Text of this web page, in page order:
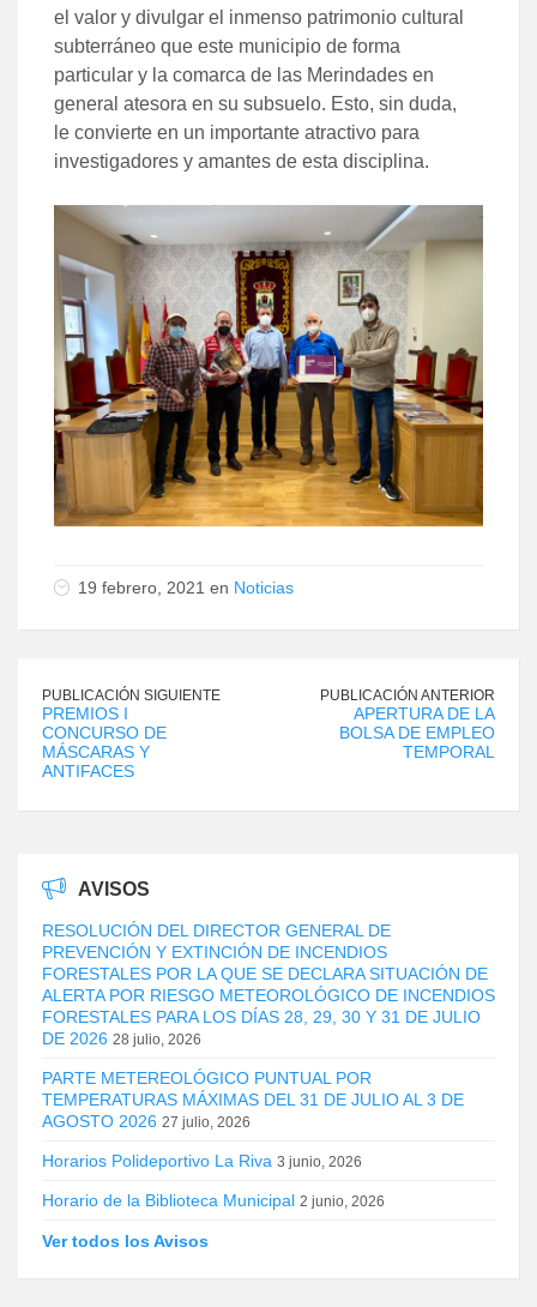
el valor y divulgar el inmenso patrimonio cultural
subterráneo que este municipio de forma
particular y la comarca de las Merindades en
general atesora en su subsuelo. Esto, sin duda,
le convierte en un importante atractivo para
investigadores y amantes de esta disciplina.
19 febrero, 2021 en Noticias
PUBLICACIÓN SIGUIENTE
PREMIOS I
CONCURSO DE
MÁSCARAS Y
ANTIFACES
PUBLICACIÓN ANTERIOR
APERTURA DE LA
BOLSA DE EMPLEO
TEMPORAL
AVISOS
RESOLUCIÓN DEL DIRECTOR GENERAL DE
PREVENCIÓN Y EXTINCIÓN DE INCENDIOS
FORESTALES POR LA QUE SE DECLARA SITUACIÓN DE
ALERTA POR RIESGO METEOROLÓGICO DE INCENDIOS
FORESTALES PARA LOS DÍAS 28, 29, 30 Y 31 DE JULIO
DE 2026 28 julio, 2026
PARTE METEREOLÓGICO PUNTUAL POR
TEMPERATURAS MÁXIMAS DEL 31 DE JULIO AL 3 DE
AGOSTO 2026 27 julio, 2026
Horarios Polideportivo La Riva 3 junio, 2026
Horario de la Biblioteca Municipal 2 junio, 2026
Ver todos los Avisos